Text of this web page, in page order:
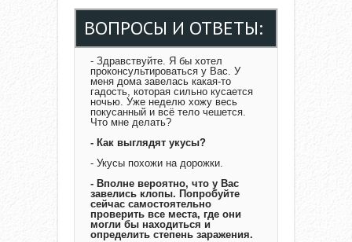
ВОПРОСЫ И ОТВЕТЫ:
- Здравствуйте. Я бы хотел
проконсультироваться у Вас. У
меня дома завелась какая-то
гадость, которая сильно кусается
ночью. Уже неделю хожу весь
покусанный и всё тело чешется.
Что мне делать?
- Как выглядят укусы?
- Укусы похожи на дорожки.
- Вполне вероятно, что у Вас
завелись клопы. Попробуйте
сейчас самостоятельно
проверить все места, где они
могли бы находиться и
определить степень заражения.